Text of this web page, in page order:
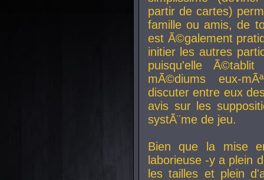
partir de cartes)
famille ou amis, de
est Ã©galement
initier les autres
puisqu'elle
mÃ©diums eux-
discuter entre eux
avis sur les
systÃ¨me de jeu.
Bien que la mise
laborieuse -y a plein
les tailles et plein